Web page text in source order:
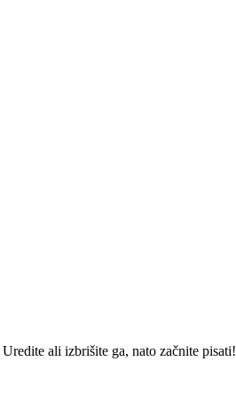
ali izbrišite ga, nato začnite pisati!